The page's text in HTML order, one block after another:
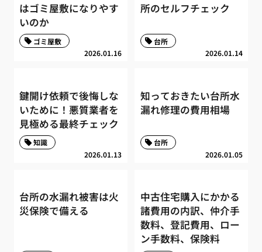
はゴミ屋敷になりやす
いのか
2026.01.16
ゴミ屋敷
所のセルフチェック
2026.01.14
台所
鍵開け依頼で後悔しな
いために！悪質業者を
見極める最終チェック
2026.01.13
知識
知っておきたい台所水
漏れ修理の費用相場
2026.01.05
台所
台所の水漏れ被害は火
災保険で備える
中古住宅購入にかかる
諸費用の内訳、仲介手
数料、登記費用、ロー
ン手数料、保険料